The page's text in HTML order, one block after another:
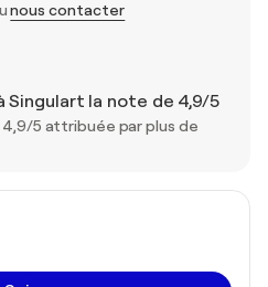
nous contacter
la note de 4,9/5
5 attribuée par plus de